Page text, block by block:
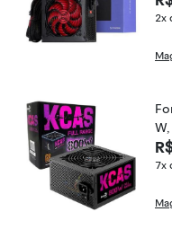
2x
7x